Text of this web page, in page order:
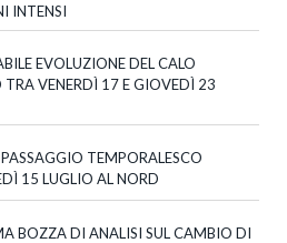
INTENSI
EVOLUZIONE DEL CALO
TRA VENERDÌ 17 E GIOVEDÌ 23
TEMPORALESCO
15 LUGLIO AL NORD
BOZZA DI ANALISI SUL CAMBIO DI